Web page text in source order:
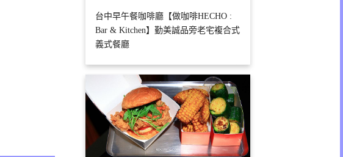
台中早午餐咖啡廳【做咖啡HECHO :
Bar & Kitchen】勤美誠品旁老宅複合式
義式餐廳